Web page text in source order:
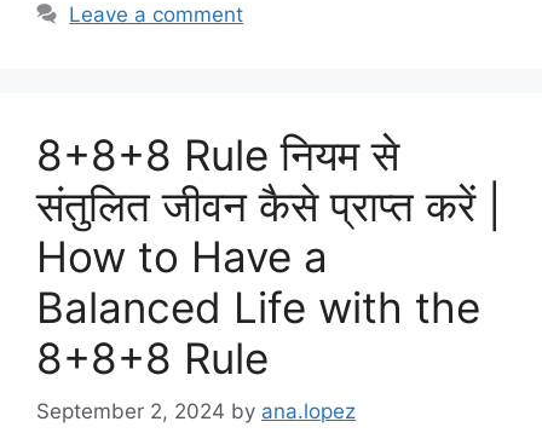
Leave a comment
8+8+8 Rule नियम से
संतुलित जीवन कैसे प्राप्त करें |
How to Have a
Balanced Life with the
8+8+8 Rule
September 2, 2024 by ana.lopez